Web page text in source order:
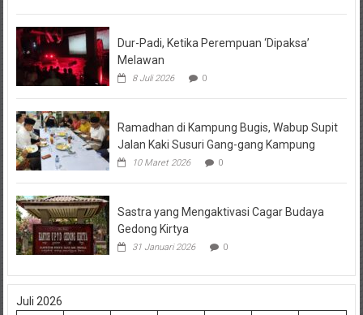
Dur-Padi, Ketika Perempuan ‘Dipaksa’
Melawan
8 Juli 2026 0
Ramadhan di Kampung Bugis, Wabup Supit
Jalan Kaki Susuri Gang-gang Kampung
10 Maret 2026 0
Sastra yang Mengaktivasi Cagar Budaya
Gedong Kirtya
31 Januari 2026 0
Juli 2026